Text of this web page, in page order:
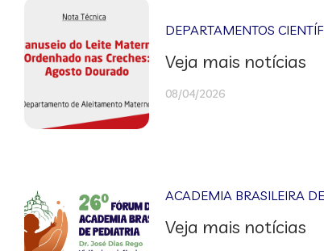
DEPARTAMENTOS
Veja mais notícias
08/04/2026
ACADEMIA BRASILEIRA
Veja mais notícias